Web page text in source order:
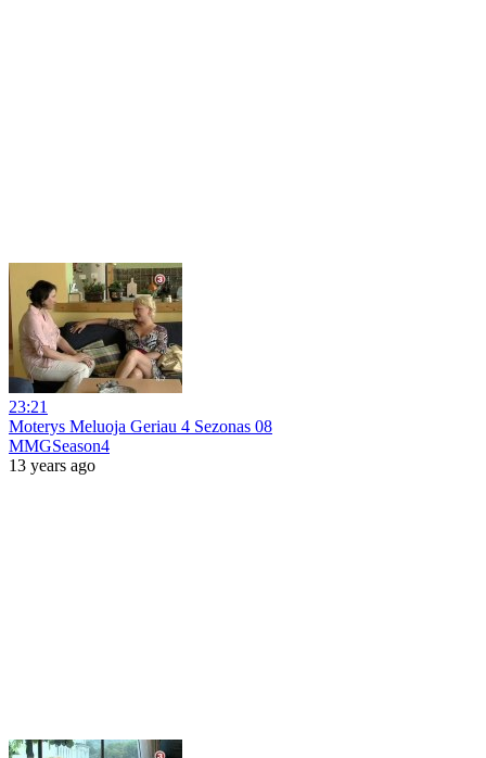
23:21
Moterys Meluoja Geriau 4 Sezonas 08
MMGSeason4
13 years ago